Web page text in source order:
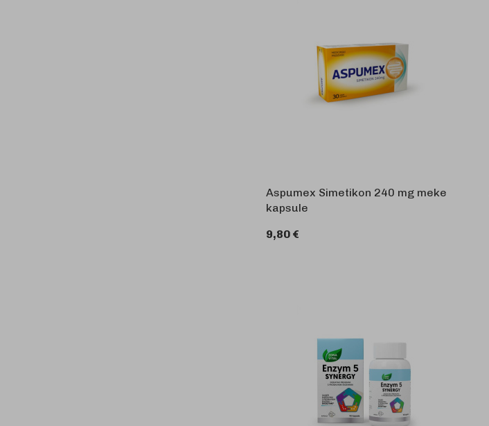
Aspumex Simetikon 240 mg meke
kapsule
9,80 €